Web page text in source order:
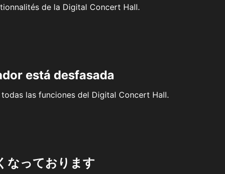
de la Digital Concert Hall.
está desfasada
las funciones del Digital Concert Hall.
なっております